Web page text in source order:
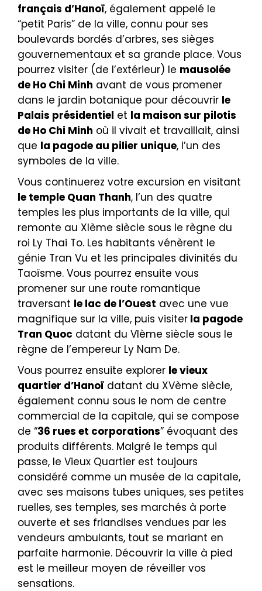
français d’Hanoï, également appelé le
“petit Paris” de la ville, connu pour ses
boulevards bordés d’arbres, ses sièges
gouvernementaux et sa grande place. Vous
pourrez visiter (de l’extérieur) le mausolée
de Ho Chi Minh avant de vous promener
dans le jardin botanique pour découvrir le
Palais présidentiel et la maison sur pilotis
de Ho Chi Minh où il vivait et travaillait, ainsi
que la pagode au pilier unique, l’un des
symboles de la ville.
Vous continuerez votre excursion en visitant
le temple Quan Thanh, l’un des quatre
temples les plus importants de la ville, qui
remonte au XIème siècle sous le règne du
roi Ly Thai To. Les habitants vénèrent le
génie Tran Vu et les principales divinités du
Taoïsme. Vous pourrez ensuite vous
promener sur une route romantique
traversant le lac de l’Ouest avec une vue
magnifique sur la ville, puis visiter la pagode
Tran Quoc datant du VIème siècle sous le
règne de l’empereur Ly Nam De.
Vous pourrez ensuite explorer le vieux
quartier d’Hanoï datant du XVème siècle,
également connu sous le nom de centre
commercial de la capitale, qui se compose
de “36 rues et corporations” évoquant des
produits différents. Malgré le temps qui
passe, le Vieux Quartier est toujours
considéré comme un musée de la capitale,
avec ses maisons tubes uniques, ses petites
ruelles, ses temples, ses marchés à porte
ouverte et ses friandises vendues par les
vendeurs ambulants, tout se mariant en
parfaite harmonie. Découvrir la ville à pied
est le meilleur moyen de réveiller vos
sensations.